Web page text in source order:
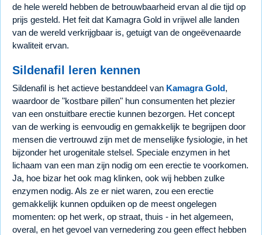
de hele wereld hebben de betrouwbaarheid ervan al die tijd op
prijs gesteld. Het feit dat Kamagra Gold in vrijwel alle landen
van de wereld verkrijgbaar is, getuigt van de ongeëvenaarde
kwaliteit ervan.
Sildenafil leren kennen
Sildenafil is het actieve bestanddeel van Kamagra Gold,
waardoor de "kostbare pillen" hun consumenten het plezier
van een onstuitbare erectie kunnen bezorgen. Het concept
van de werking is eenvoudig en gemakkelijk te begrijpen door
mensen die vertrouwd zijn met de menselijke fysiologie, in het
bijzonder het urogenitale stelsel. Speciale enzymen in het
lichaam van een man zijn nodig om een erectie te voorkomen.
Ja, hoe bizar het ook mag klinken, ook wij hebben zulke
enzymen nodig. Als ze er niet waren, zou een erectie
gemakkelijk kunnen opduiken op de meest ongelegen
momenten: op het werk, op straat, thuis - in het algemeen,
overal, en het gevoel van vernedering zou geen effect hebben